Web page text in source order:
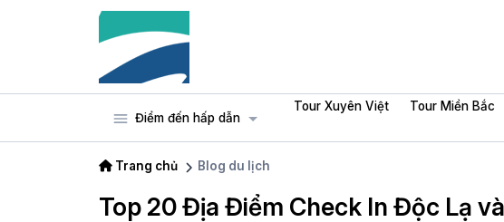
Điểm đến hấp dẫn
Tour Xuyên Việt Tour Miền Bắc
Trang chủ Blog du lịch
Top 20 Địa Điểm Check In Độc Lạ